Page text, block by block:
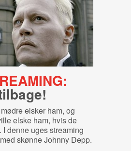
elsker ham, og
elske ham, hvis de
I denne uges streaming
skønne Johnny Depp.